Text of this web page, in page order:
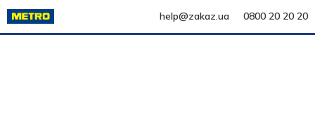
help@zakaz.ua 0800 20 20 20